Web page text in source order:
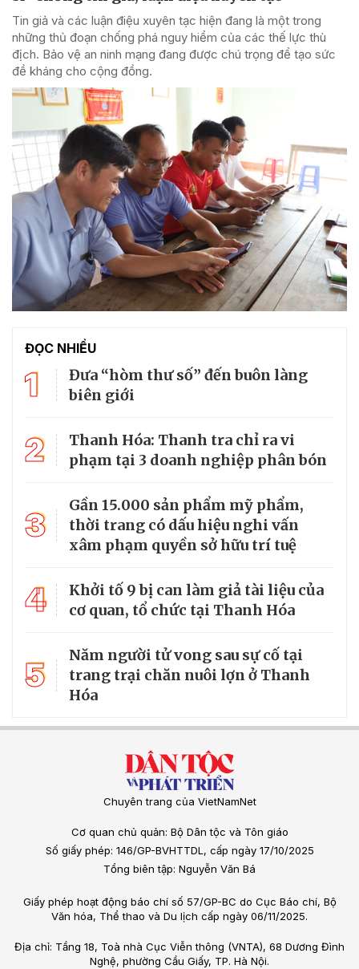
Tin giả và các luận điệu xuyên tạc hiện đang là một trong
những thủ đoạn chống phá nguy hiểm của các thế lực thù
địch. Bảo vệ an ninh mạng đang được chú trọng để tạo sức
đề kháng cho cộng đồng.
ĐỌC NHIỀU
1
Đưa “hòm thư số” đến buôn làng
biên giới
2
Thanh Hóa: Thanh tra chỉ ra vi
phạm tại 3 doanh nghiệp phân bón
3
Gần 15.000 sản phẩm mỹ phẩm,
thời trang có dấu hiệu nghi vấn
xâm phạm quyền sở hữu trí tuệ
4
Khởi tố 9 bị can làm giả tài liệu của
cơ quan, tổ chức tại Thanh Hóa
5
Năm người tử vong sau sự cố tại
trang trại chăn nuôi lợn ở Thanh
Hóa
Chuyên trang của VietNamNet
Cơ quan chủ quản: Bộ Dân tộc và Tôn giáo
Số giấy phép: 146/GP-BVHTTDL, cấp ngày 17/10/2025
Tổng biên tập: Nguyễn Văn Bá
Giấy phép hoạt động báo chí số 57/GP-BC do Cục Báo chí, Bộ
Văn hóa, Thể thao và Du lịch cấp ngày 06/11/2025.
Địa chỉ: Tầng 18, Toà nhà Cục Viễn thông (VNTA), 68 Dương Đình
Nghệ, phường Cầu Giấy, TP. Hà Nội.